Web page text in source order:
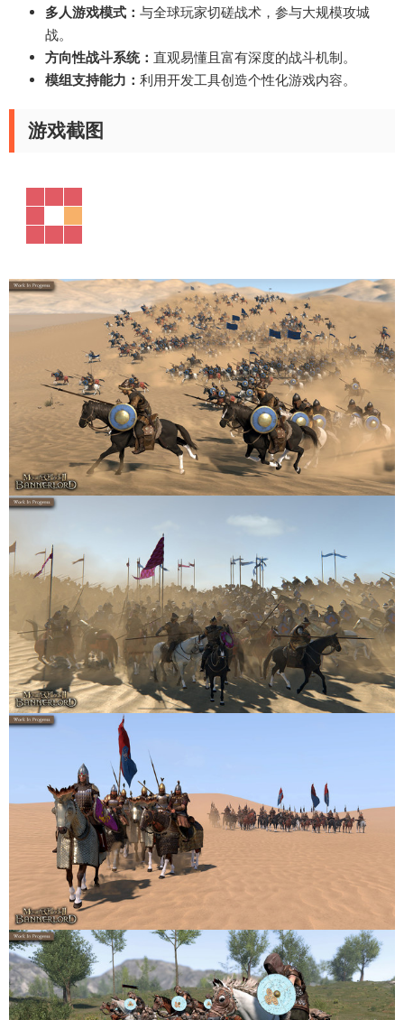
多人游戏模式： 与全球玩家切磋战术，参与大规模攻城
战。
方向性战斗系统： 直观易懂且富有深度的战斗机制。
模组支持能力： 利用开发工具创造个性化游戏内容。
游戏截图